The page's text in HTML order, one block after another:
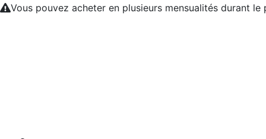
Vous pouvez acheter en plusieurs mensualités durant le